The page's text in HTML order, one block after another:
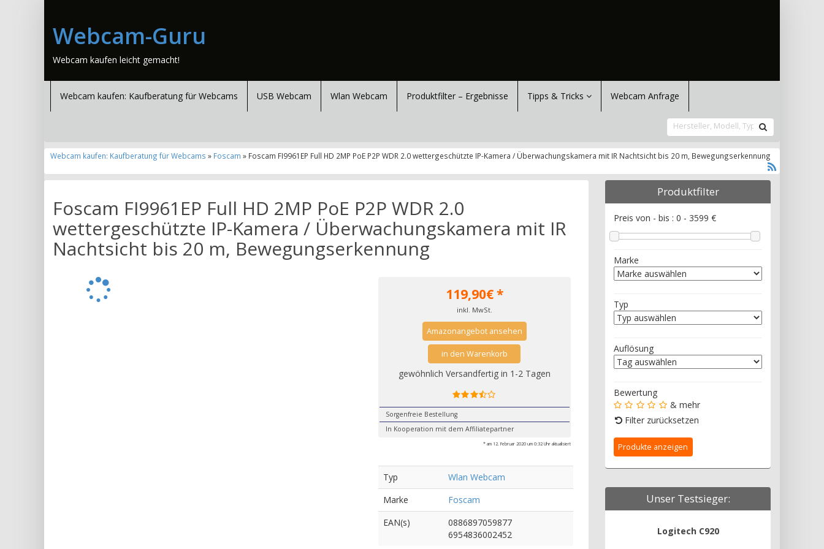
Webcam-Guru
Webcam kaufen leicht gemacht!
Webcam kaufen: Kaufberatung für Webcams USB Webcam Wlan Webcam Produktfilter – Ergebnisse Tipps & Tricks Webcam Anfrage
Webcam kaufen: Kaufberatung für Webcams » Foscam » Foscam FI9961EP Full HD 2MP PoE P2P WDR 2.0 wettergeschützte IP-Kamera / Überwachungskamera mit IR Nachtsicht bis 20 m, Bewegungserkennung
Foscam FI9961EP Full HD 2MP PoE P2P WDR 2.0
wettergeschützte IP-Kamera / Überwachungskamera mit IR
Nachtsicht bis 20 m, Bewegungserkennung
119,90€ *
inkl. MwSt.
Amazonangebot ansehen
in den Warenkorb
gewöhnlich Versandfertig in 1-2 Tagen
Sorgenfreie Bestellung
In Kooperation mit dem Affiliatepartner
* am 12. Februar 2020 um 0:32 Uhr aktualisiert
Typ
Wlan Webcam
Marke
Foscam
EAN(s)
0886897059877
6954836002452
Produktfilter
Preis von - bis : 0 - 3599 €
Marke
Typ
Auflösung
Bewertung
& mehr
Filter zurücksetzen
Unser Testsieger:
Logitech C920